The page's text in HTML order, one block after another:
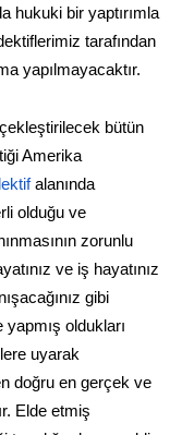
hukuki bir yaptırımla
tarafından
yapılmayacaktır.
bütün
Amerika
alanında
olduğu ve
zorunlu
ve iş hayatınız
gibi
oldukları
uyarak
doğru en gerçek ve
Elde etmiş